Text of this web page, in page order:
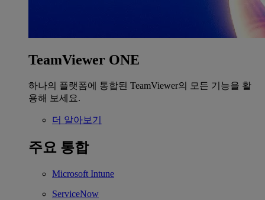
TeamViewer ONE
하나의 플랫폼에 통합된 TeamViewer의 모든 기능을 활
용해 보세요.
더 알아보기
주요 통합
Microsoft Intune
ServiceNow